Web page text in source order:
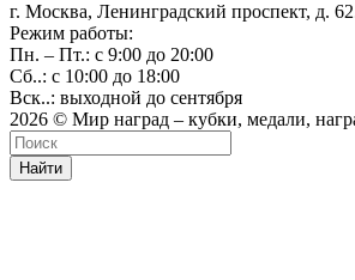
г. Москва, Ленинградский проспект, д.
Режим работы:
Пн. – Пт.: с 9:00 до 20:00
Сб..: с 10:00 до 18:00
Вск..: выходной до сентября
2026 © Мир наград – кубки, медали,
Найти